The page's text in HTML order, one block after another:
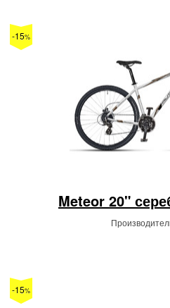
-15%
Meteor 20"
-15%